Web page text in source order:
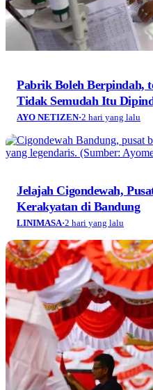
Pabrik Boleh Berpindah,
Tidak Semudah Itu
AYO NETIZEN·2 hari yang lalu
Jelajah Cigondewah,
Kerakyatan di Bandung
LINIMASA·2 hari yang lalu